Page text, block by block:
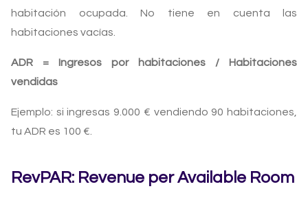
habitación ocupada. No tiene en cuenta las
habitaciones vacías.
ADR = Ingresos por habitaciones / Habitaciones
vendidas
Ejemplo: si ingresas 9.000 € vendiendo 90 habitaciones,
tu ADR es 100 €.
RevPAR: Revenue per Available Room